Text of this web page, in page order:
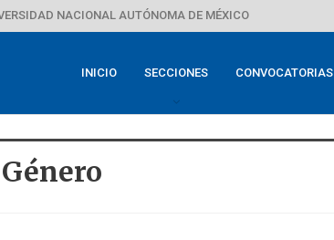
NACIONAL AUTÓNOMA DE MÉXICO
INICIO SECCIONES CONVOCATORIAS